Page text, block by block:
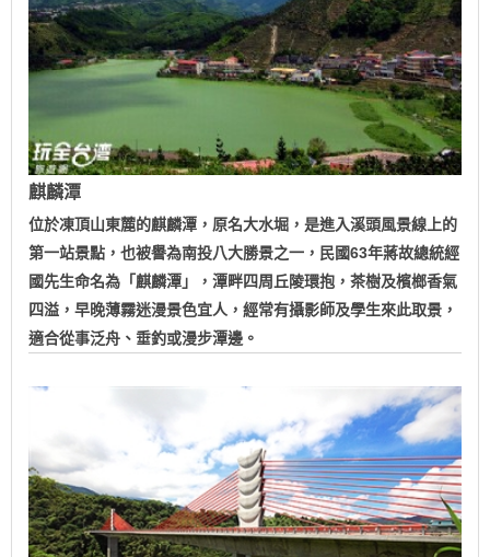
麒麟潭
位於凍頂山東麓的麒麟潭，原名大水堀，是進入溪頭風景線上的
第一站景點，也被譽為南投八大勝景之一，民國63年蔣故總統經
國先生命名為「麒麟潭」，潭畔四周丘陵環抱，茶樹及檳榔香氣
四溢，早晚薄霧迷漫景色宜人，經常有攝影師及學生來此取景，
適合從事泛舟、垂釣或漫步潭邊。